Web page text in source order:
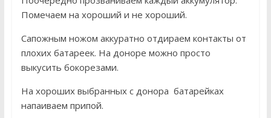
Помечаем на хороший и не хороший.
Сапожным ножом аккуратно отдираем контакты от
плохих батареек. На доноре можно просто
выкусить бокорезами.
На хороших выбранных с донора батарейках
напаиваем припой.